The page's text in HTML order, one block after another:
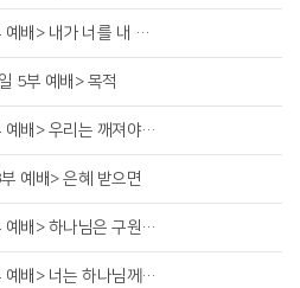
<주일 4부 예배> 내가 너를 내 손바닥에 새겼고
5부 예배> 목적
<주일 6부 예배> 우리는 깨져야 합니다
예배> 은혜 받으면
<주일 4부 예배> 하나님은 구원이시라
<주일 5부 예배> 너는 하나님께 소망을 두라